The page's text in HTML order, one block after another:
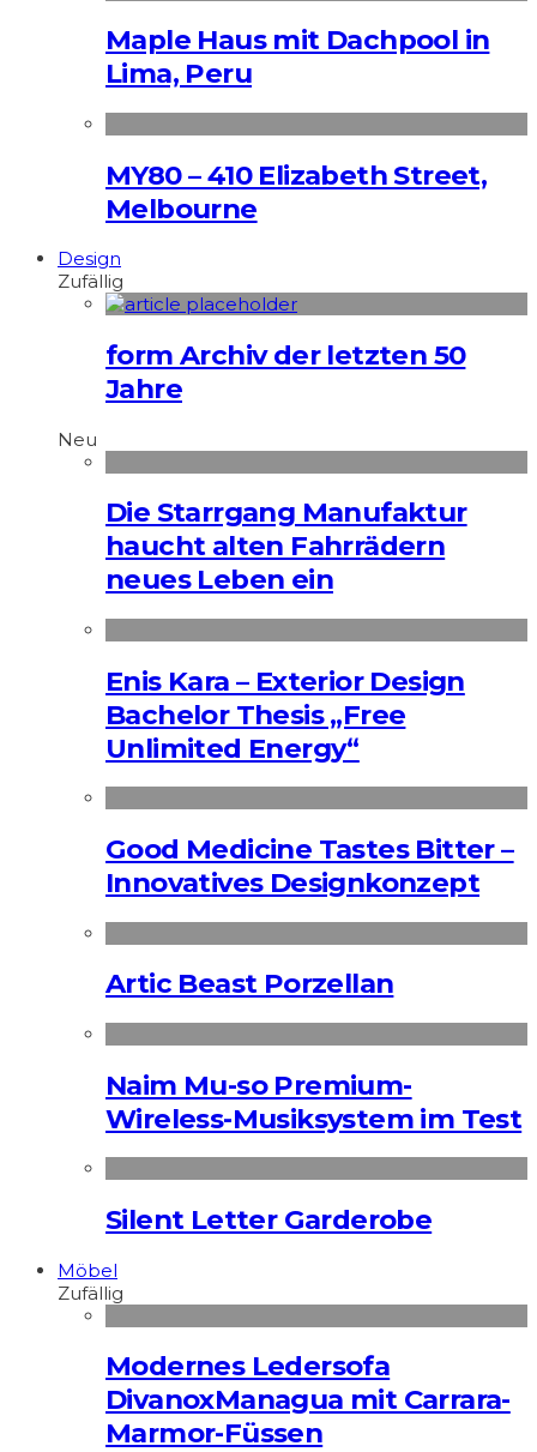
Maple Haus mit Dachpool in
Lima, Peru
MY80 – 410 Elizabeth Street,
Melbourne
Design
Zufällig
form Archiv der letzten 50
Jahre
Neu
Die Starrgang Manufaktur
haucht alten Fahrrädern
neues Leben ein
Enis Kara – Exterior Design
Bachelor Thesis „Free
Unlimited Energy“
Good Medicine Tastes Bitter –
Innovatives Designkonzept
Artic Beast Porzellan
Naim Mu-so Premium-
Wireless-Musiksystem im Test
Silent Letter Garderobe
Möbel
Zufällig
Modernes Ledersofa
DivanoxManagua mit Carrara-
Marmor-Füssen